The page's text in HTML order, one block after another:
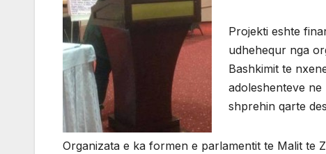
Projekti eshte
udhehequr nga
Bashkimit te
adoleshenteve
shprehin qarte
Organizata e ka formen e parlamentit te Malit te